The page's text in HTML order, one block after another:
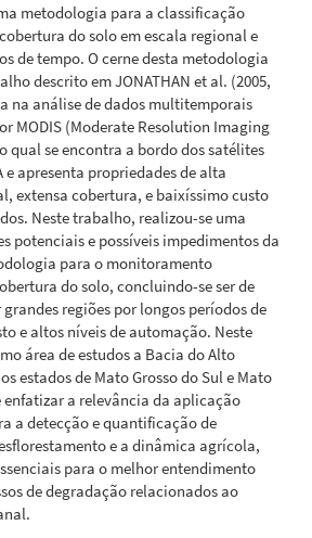
metodologia para a classificação
do solo em escala regional e
de tempo. O cerne desta metodologia
descrito em JONATHAN et al. (2005,
na análise de dados multitemporais
MODIS (Moderate Resolution Imaging
qual se encontra a bordo dos satélites
e apresenta propriedades de alta
extensa cobertura, e baixíssimo custo
Neste trabalho, realizou-se uma
potenciais e possíveis impedimentos da
para o monitoramento
do solo, concluindo-se ser de
regiões por longos períodos de
e altos níveis de automação. Neste
área de estudos a Bacia do Alto
estados de Mato Grosso do Sul e Mato
enfatizar a relevância da aplicação
a detecção e quantificação de
e a dinâmica agrícola,
para o melhor entendimento
de degradação relacionados ao